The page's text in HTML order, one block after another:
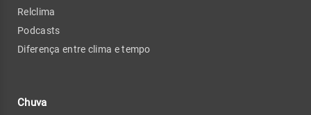
Relclima
Podcasts
Diferença entre clima e tempo
Chuva